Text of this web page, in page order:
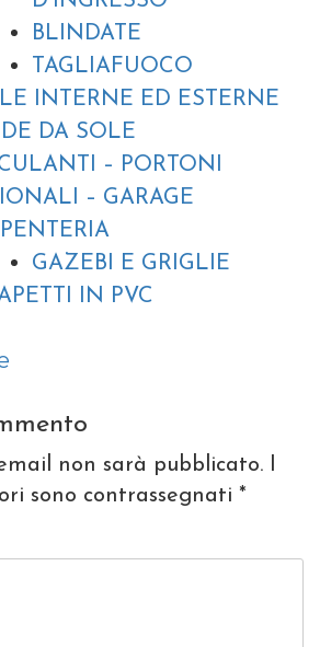
BLINDATE
TAGLIAFUOCO
INTERNE ED ESTERNE
DA SOLE
– PORTONI
– GARAGE
GAZEBI E GRIGLIE
IN PVC
non sarà pubblicato. I
sono contrassegnati *